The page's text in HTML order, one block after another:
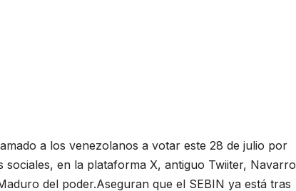
a los venezolanos a votar este 28 de julio por
en la plataforma X, antiguo Twiiter, Navarro
del poder.Aseguran que el SEBIN ya está tras